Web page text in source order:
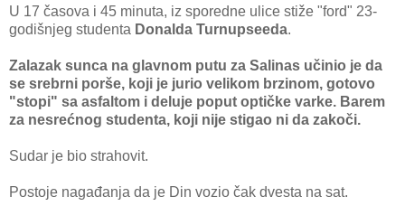
U 17 časova i 45 minuta, iz sporedne ulice stiže "ford" 23-
godišnjeg studenta Donalda Turnupseeda.
Zalazak sunca na glavnom putu za Salinas učinio je da
se srebrni porše, koji je jurio velikom brzinom, gotovo
"stopi" sa asfaltom i deluje poput optičke varke. Barem
za nesrećnog studenta, koji nije stigao ni da zakoči.
Sudar je bio strahovit.
Postoje nagađanja da je Din vozio čak dvesta na sat.